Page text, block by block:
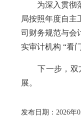
为深入贯彻
局按照年度自主
司财务规范与会
实审计机构 “看
下一步，双
展。
发布日期：2026年